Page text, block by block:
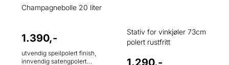
Champagnebolle 20 liter
1.390,-
utvendig speilpolert finish,
innvendig satengpolert
Stativ for vinkjøler 73cm
polert rustfritt
1.290,-